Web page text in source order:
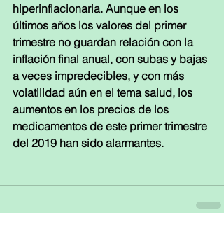
hiperinflacionaria. Aunque en los
últimos años los valores del primer
trimestre no guardan relación con la
inflación final anual, con subas y bajas
a veces impredecibles, y con más
volatilidad aún en el tema salud, los
aumentos en los precios de los
medicamentos de este primer trimestre
del 2019 han sido alarmantes.